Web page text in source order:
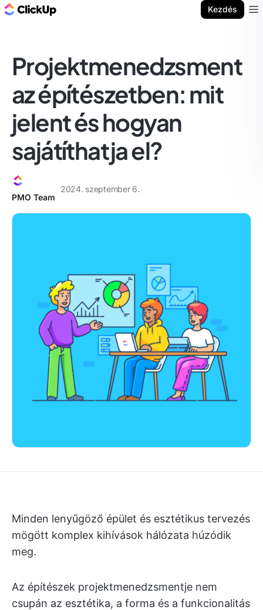
Kezdés
Projektmenedzsment
az építészetben: mit
jelent és hogyan
sajátíthatja el?
PMO Team
2024. szeptember 6.
Minden lenyűgöző épület és esztétikus tervezés
mögött komplex kihívások hálózata húzódik
meg.
Az építészek projektmenedzsmentje nem
csupán az esztétika, a forma és a funkcionalitás